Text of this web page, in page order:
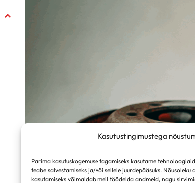
Kasutustingimustega
Parima kasutuskogemuse tagamiseks kasutame
teabe salvestamiseks ja/või sellele juurdepääsuks.
kasutamiseks võimaldab meil töödelda andmeid, nagu